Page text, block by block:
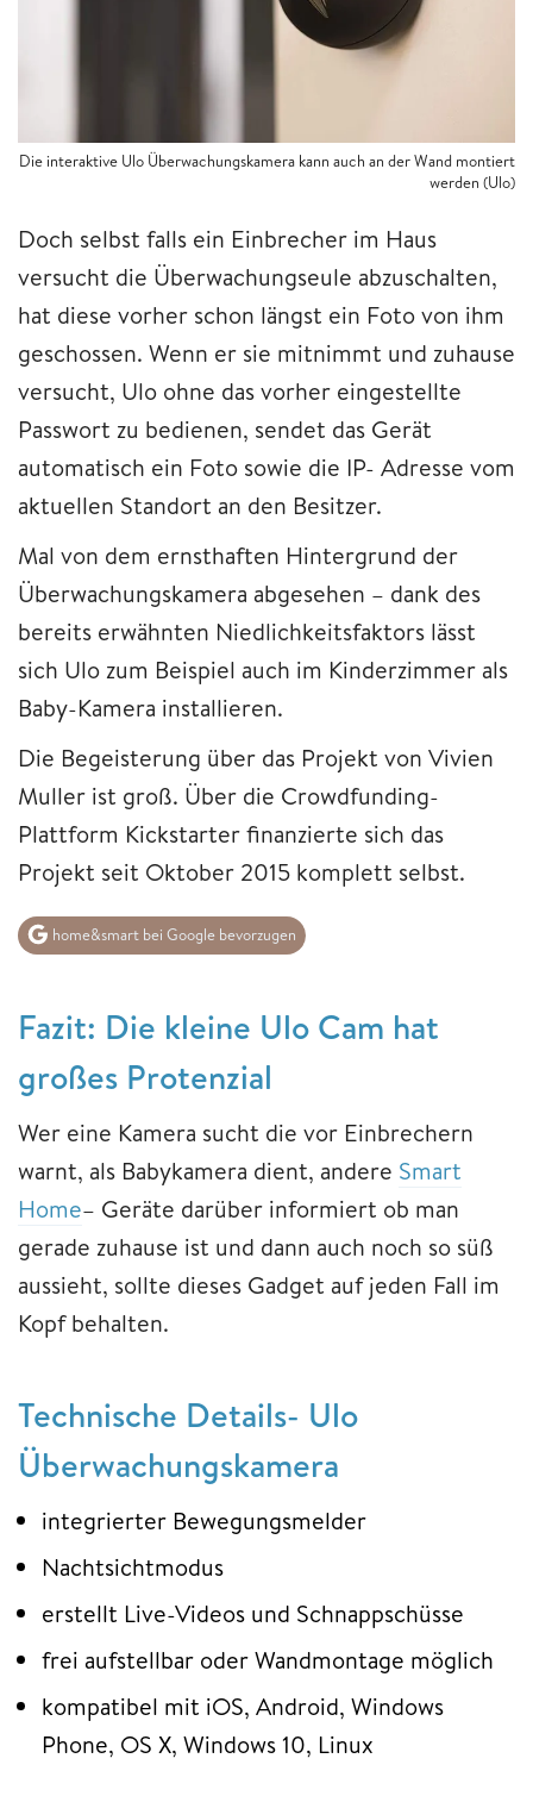
Die interaktive Ulo Überwachungskamera kann auch an der Wand montiert
werden (Ulo)
Doch selbst falls ein Einbrecher im Haus
versucht die Überwachungseule abzuschalten,
hat diese vorher schon längst ein Foto von ihm
geschossen. Wenn er sie mitnimmt und zuhause
versucht, Ulo ohne das vorher eingestellte
Passwort zu bedienen, sendet das Gerät
automatisch ein Foto sowie die IP- Adresse vom
aktuellen Standort an den Besitzer.
Mal von dem ernsthaften Hintergrund der
Überwachungskamera abgesehen – dank des
bereits erwähnten Niedlichkeitsfaktors lässt
sich Ulo zum Beispiel auch im Kinderzimmer als
Baby-Kamera installieren.
Die Begeisterung über das Projekt von Vivien
Muller ist groß. Über die Crowdfunding-
Plattform Kickstarter finanzierte sich das
Projekt seit Oktober 2015 komplett selbst.
home&smart bei Google bevorzugen
Fazit: Die kleine Ulo Cam hat
großes Protenzial
Wer eine Kamera sucht die vor Einbrechern
warnt, als Babykamera dient, andere Smart
Home– Geräte darüber informiert ob man
gerade zuhause ist und dann auch noch so süß
aussieht, sollte dieses Gadget auf jeden Fall im
Kopf behalten.
Technische Details- Ulo
Überwachungskamera
integrierter Bewegungsmelder
Nachtsichtmodus
erstellt Live-Videos und Schnappschüsse
frei aufstellbar oder Wandmontage möglich
kompatibel mit iOS, Android, Windows
Phone, OS X, Windows 10, Linux